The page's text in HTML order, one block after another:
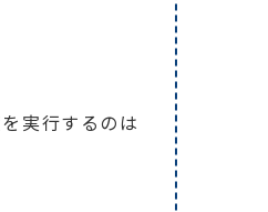
実行するのは